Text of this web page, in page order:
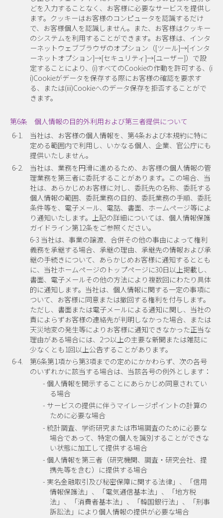
どを入力することなく、お客様に必要なサービスを提供し
ます。クッキーはお客様のコンピュータを認識するだけ
で、お客様個人を認識しません。また、お客様はクッキー
のシステムを利用することができます。お客様は、インタ
ーネットウェブブラウザのオプション（[ツール]→[インタ
ーネットオプション]→[セキュリティ]→[ユーザー]）で設
定することにより、(i)すべてのCookieの作動を許可する、(i
i)Cookieがデータを保存する際にお客様の確認を要求す
る、または(iii)Cookieへのデータ保存を拒否することがで
きます。
第6条 個人情報の目的外利用および第三者提供について
6-1.
当社は、お客様の個人情報を、第4条および本規約に特に
定める範囲内で利用し、いかなる個人、企業、官公庁にも
提供いたしません。
6-2.
当社は、業務を円滑に進めるため、お客様の個人情報の管
理業務を第三者に委託することがあります。この場合、当
社は、あらかじめお客様に対し、委託先の名称、委託する
個人情報の範囲、委託業務の目的、委託業務の手順、委託
条件等を、電子メール、電話、書面、ホームページ等によ
り通知いたします。上記の詳細については、個人情報保護
ガイドライン第12条をご参照ください。
6-3 当社は、事業の譲渡、合併その他の事由によって権利
義務を承継する場合、承継の理由、承継先の情報および承
継の手続きについて、あらかじめお客様に通知するととも
に、当社ホームページのトップページに30日以上掲載し、
書面、電子メールその他の方法により複数回にわたり具体
的に通知します。当社は、個人情報に関する一定の事項に
ついて、お客様に同意または撤回する権利を付与します。
ただし、書面または電子メールによる通知に関し、当社の
責によらずお客様の連絡先が判明しなかった場合、または
天災地変の発生等によりお客様に通知できなかった正当な
理由がある場合には、2つ以上の主要な新聞または雑誌に
少なくとも1回以上公告することがあります。
6-4.
第6条第1項から第3項までの定めにかかわらず、次の各号
のいずれかに該当する場合は、当該各号の例外とします：
- 個人情報を開示することにあらかじめ同意されてい
る場合
- サービスの提供に伴うマイレージポイントの計算の
ために必要な場合
- 統計調査、学術研究または市場調査のために必要な
場合であって、特定の個人を識別することができな
い状態に加工して提供する場合
- 個人情報を第三者（研究機関、調査・研究会社、提
携先等を含む）に提供する場合
- 実名金融取引及び秘密保障に関する法律」、「信用
情報保護法」、「電気通信基本法」、「地方税
法」、「消費者基本法」、「韓国銀行法」、「刑事
訴訟法」により個人情報の提供が必要な場合